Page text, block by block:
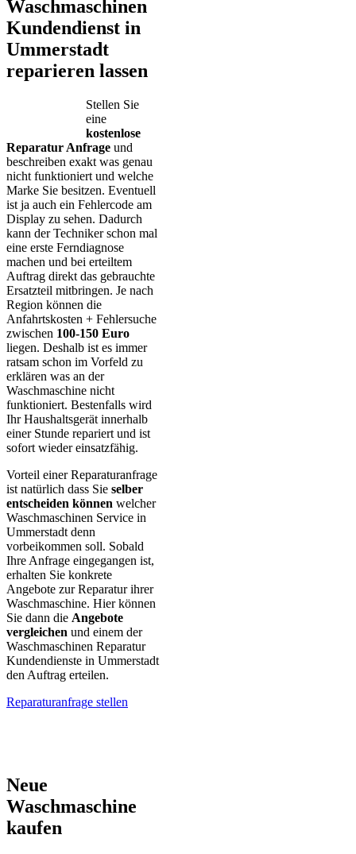
Waschmaschinen
Kundendienst in
Ummerstadt
reparieren lassen
Stellen Sie
eine
kostenlose
Reparatur Anfrage und
beschreiben exakt was genau
nicht funktioniert und welche
Marke Sie besitzen. Eventuell
ist ja auch ein Fehlercode am
Display zu sehen. Dadurch
kann der Techniker schon mal
eine erste Ferndiagnose
machen und bei erteiltem
Auftrag direkt das gebrauchte
Ersatzteil mitbringen. Je nach
Region können die
Anfahrtskosten + Fehlersuche
zwischen 100-150 Euro
liegen. Deshalb ist es immer
ratsam schon im Vorfeld zu
erklären was an der
Waschmaschine nicht
funktioniert. Bestenfalls wird
Ihr Haushaltsgerät innerhalb
einer Stunde repariert und ist
sofort wieder einsatzfähig.
Vorteil einer Reparaturanfrage
ist natürlich dass Sie selber
entscheiden können welcher
Waschmaschinen Service in
Ummerstadt denn
vorbeikommen soll. Sobald
Ihre Anfrage eingegangen ist,
erhalten Sie konkrete
Angebote zur Reparatur ihrer
Waschmaschine. Hier können
Sie dann die Angebote
vergleichen und einem der
Waschmaschinen Reparatur
Kundendienste in Ummerstadt
den Auftrag erteilen.
Reparaturanfrage stellen
Neue
Waschmaschine
kaufen